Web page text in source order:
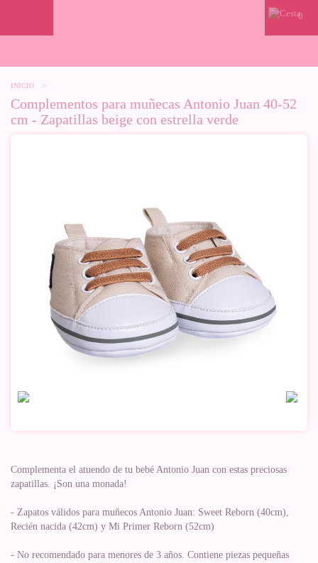
0
INICIO >
Complementos para muñecas Antonio Juan 40-52
cm - Zapatillas beige con estrella verde
Complementa el atuendo de tu bebé Antonio Juan con estas preciosas
zapatillas. ¡Son una monada!
- Zapatos válidos para muñecos Antonio Juan: Sweet Reborn (40cm),
Recién nacida (42cm) y Mi Primer Reborn (52cm)
- No recomendado para menores de 3 años. Contiene piezas pequeñas